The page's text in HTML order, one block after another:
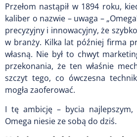
Przełom nastąpił w 1894 roku,
kaliber o nazwie – uwaga –
precyzyjny i innowacyjny, że
w branży. Kilka lat później firma
własną. Nie był to chwyt
przekonania, że ten właśnie
szczyt tego, co ówczesna
mogła zaoferować.
I tę ambicję – bycia
Omega niesie ze sobą do dziś.